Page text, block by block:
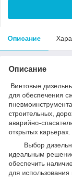
Описание
Описание
Винтовые
для обеспечения
строительных,
аварийно-
открытых карьерах.
Выбор
идеальным
обеспечить
для